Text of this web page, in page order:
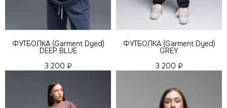
ФУТБОЛКА (Garment Dyed)
DEEP BLUE
3 200 ₽
ФУТБОЛКА (Garment Dyed)
GREY
3 200 ₽